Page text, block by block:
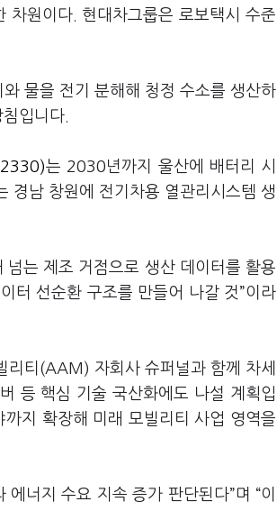
차원이다. 현대차그룹은 로보택시 수준
물을 전기 분해해 청정 수소를 생산하
입니다.
는 2030년까지 울산에 배터리 시
경남 창원에 전기차용 열관리시스템 생
는 제조 거점으로 생산 데이터를 활용
터 선순환 구조를 만들어 나갈 것”이라
리티(AAM) 자회사 슈퍼널과 함께 차세
등 핵심 기술 국산화에도 나설 계획입
지 확장해 미래 모빌리티 사업 영역을
너지 수요 지속 증가 판단된다”며 “이